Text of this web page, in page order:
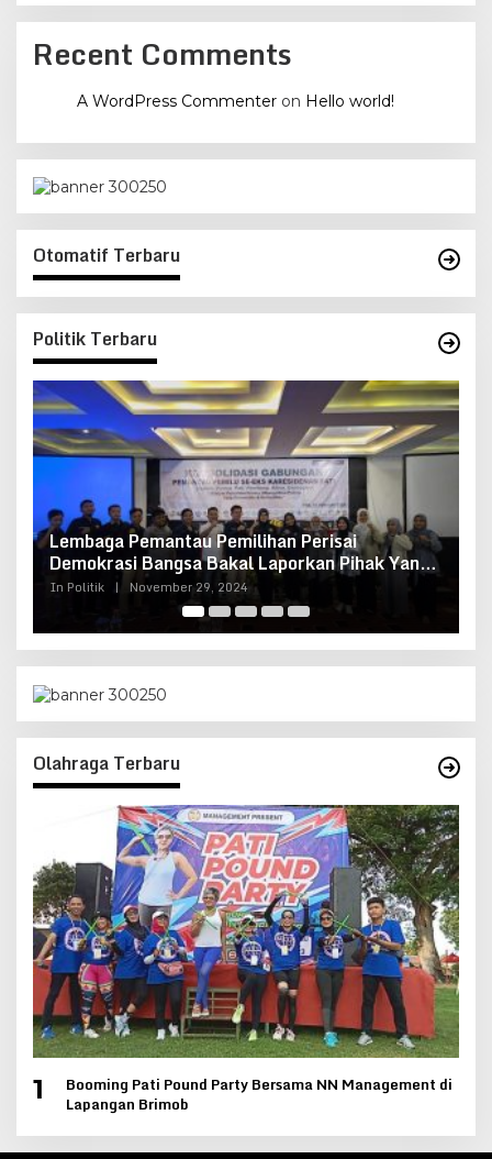
Recent Comments
A WordPress Commenter on Hello world!
Otomatif Terbaru
Politik Terbaru
Lembaga Pemantau Pemilihan Perisai
Demokrasi Bangsa Bakal Laporkan Pihak Yang
Berupaya Merusak Demokrasi
In Politik | November 29, 2024
Olahraga Terbaru
1
Booming Pati Pound Party Bersama NN Management di
Lapangan Brimob